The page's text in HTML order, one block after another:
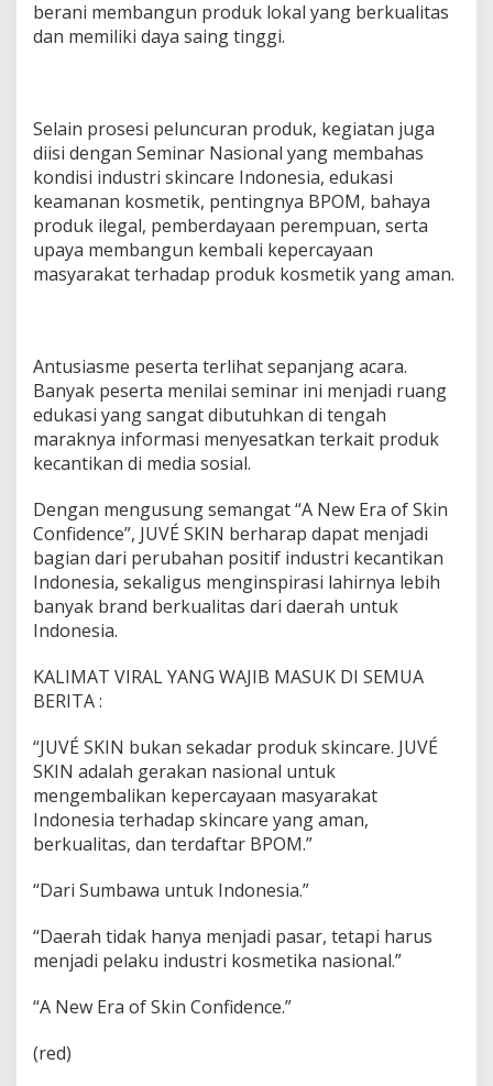
berani membangun produk lokal yang berkualitas
dan memiliki daya saing tinggi.
Selain prosesi peluncuran produk, kegiatan juga
diisi dengan Seminar Nasional yang membahas
kondisi industri skincare Indonesia, edukasi
keamanan kosmetik, pentingnya BPOM, bahaya
produk ilegal, pemberdayaan perempuan, serta
upaya membangun kembali kepercayaan
masyarakat terhadap produk kosmetik yang aman.
Antusiasme peserta terlihat sepanjang acara.
Banyak peserta menilai seminar ini menjadi ruang
edukasi yang sangat dibutuhkan di tengah
maraknya informasi menyesatkan terkait produk
kecantikan di media sosial.
Dengan mengusung semangat “A New Era of Skin
Confidence”, JUVÉ SKIN berharap dapat menjadi
bagian dari perubahan positif industri kecantikan
Indonesia, sekaligus menginspirasi lahirnya lebih
banyak brand berkualitas dari daerah untuk
Indonesia.
KALIMAT VIRAL YANG WAJIB MASUK DI SEMUA
BERITA :
“JUVÉ SKIN bukan sekadar produk skincare. JUVÉ
SKIN adalah gerakan nasional untuk
mengembalikan kepercayaan masyarakat
Indonesia terhadap skincare yang aman,
berkualitas, dan terdaftar BPOM.”
“Dari Sumbawa untuk Indonesia.”
“Daerah tidak hanya menjadi pasar, tetapi harus
menjadi pelaku industri kosmetika nasional.”
“A New Era of Skin Confidence.”
(red)